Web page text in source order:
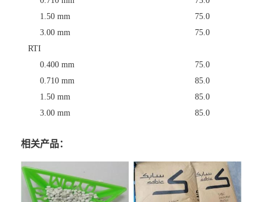
1.50 mm
75.0
3.00 mm
75.0
RTI
0.400 mm
75.0
0.710 mm
85.0
1.50 mm
85.0
3.00 mm
85.0
相关产品：